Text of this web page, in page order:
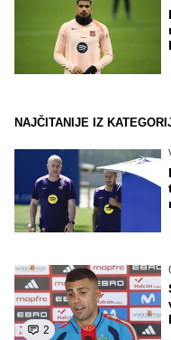
NAJČITANIJE IZ
2